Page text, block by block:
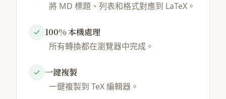
將 MD 標題、列表和格式對應到 LaTeX。
100% 本機處理
所有轉換都在瀏覽器中完成。
一鍵複製
一鍵複製到 TeX 編輯器。